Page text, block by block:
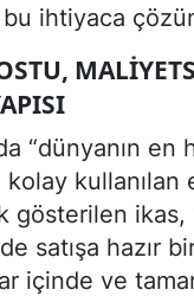
ihtiyaca
“dünyanın en
kullanılan
gösterilen ikas,
satışa hazır
içinde ve